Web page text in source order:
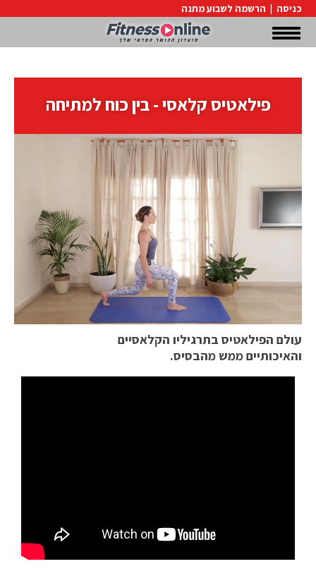
כניסה | הרשמה לשבוע מתנה
פילאטיס קלאסי - בין כוח למתיחה
עולם הפילאטיס בתרגיליו הקלאסיים
והאיכותיים ממש מהבסיס.